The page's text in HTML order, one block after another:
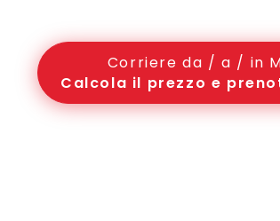
Corriere da / a / in
Calcola il prezzo e